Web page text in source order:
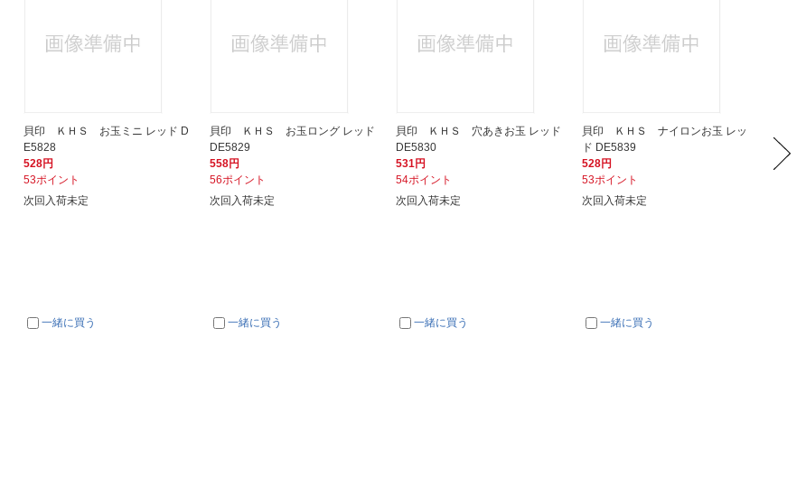
貝印 ＫＨＳ お玉ミニ レッド D
E5828
528円
53ポイント
次回入荷未定
一緒に買う
貝印 ＫＨＳ お玉ロング レッド
DE5829
558円
56ポイント
次回入荷未定
一緒に買う
貝印 ＫＨＳ 穴あきお玉 レッド
DE5830
531円
54ポイント
次回入荷未定
一緒に買う
貝印 ＫＨＳ ナイロンお玉 レッ
ド DE5839
528円
53ポイント
次回入荷未定
一緒に買う
レッ
446円